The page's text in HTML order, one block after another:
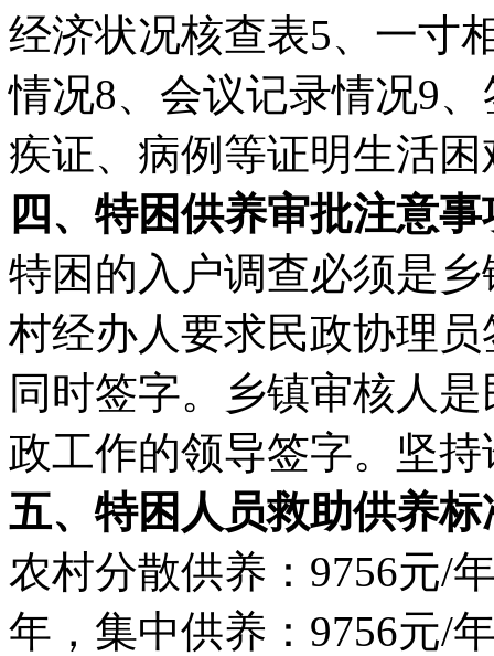
经济状况核查表5、一寸
情况8、会议记录情况9
疾证、病例等证明生活
四、特困供养审批注意事
特困的入户调查必须是
村经办人要求民政协理
同时签字。乡镇审核人
政工作的领导签字。坚
五、特困人员救助供养标
农村分散供养：9756元/
年，集中供养：9756元/